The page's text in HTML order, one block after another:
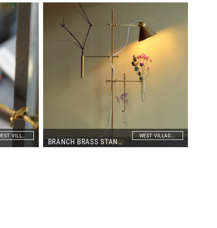
WEST VILLAGE TOKYO
BRANCH BRASS STAND 30・60
WEST VILLAGE TOKYO